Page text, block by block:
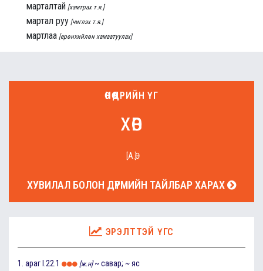
марталтай [хамтрах т.я.]
мартал руу [чиглэх т.я.]
мартлаа [ерөнхийлөн хамаатуулах]
ӨНӨӨДРИЙН ҮГ
хөв
[А.Ө]
ХУВИЛАЛ БОЛОН ДҮРМИЙН ТАЙЛБАР ХАРАХ
ЭРЭЛТТЭЙ ҮГС
1. араг I.22.1 [ж.н] ~ савар; ~ яс